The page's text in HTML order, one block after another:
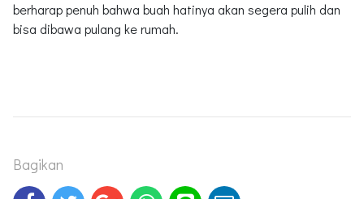
berharap penuh bahwa buah hatinya akan segera pulih dan
bisa dibawa pulang ke rumah.
Bagikan